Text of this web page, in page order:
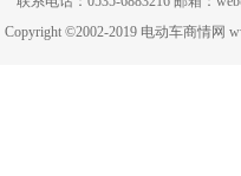
Copyright ©2002-2019 电动车商情网